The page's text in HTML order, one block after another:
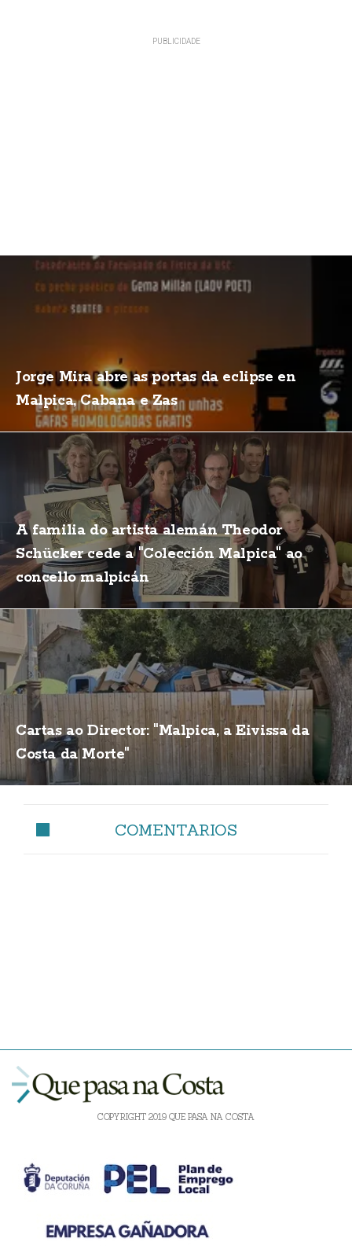
Jorge Mira abre as portas da eclipse en
Malpica, Cabana e Zas
A familia do artista alemán Theodor
Schücker cede a "Colección Malpica" ao
concello malpicán
Cartas ao Director: "Malpica, a Eivissa da
Costa da Morte"
COMENTARIOS
COPYRIGHT 2019 QUE PASA NA COSTA